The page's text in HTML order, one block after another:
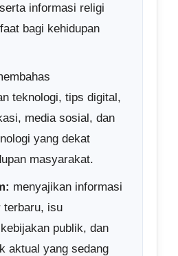
informasi religi
bagi kehidupan
teknologi, tips digital,
media sosial, dan
yang dekat
masyarakat.
menyajikan informasi
terbaru, isu
publik, dan
aktual yang sedang